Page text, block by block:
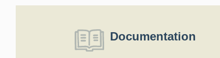
Documentation